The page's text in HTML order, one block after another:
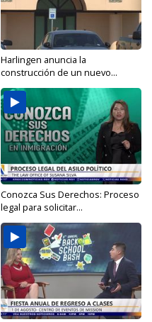
Harlingen anuncia la
construcción de un nuevo...
Conozca Sus Derechos: Proceso
legal para solicitar...